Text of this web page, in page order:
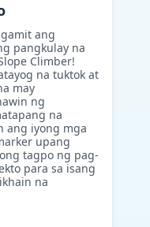
ang
pangkulay na
Climber!
na tuktok at
may
ng
na
ang iyong mga
upang
tagpo ng pag-
para sa isang
na